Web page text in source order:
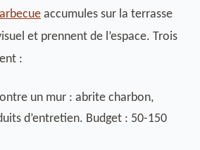
accumules sur la terrasse
et prennent de l’espace. Trois
:
un mur : abrite charbon,
d’entretien. Budget : 50-150